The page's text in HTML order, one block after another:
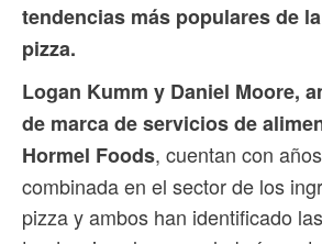
tendencias más populares de
pizza.
Logan Kumm y Daniel Moore,
de marca de servicios de
Hormel Foods, cuentan con
combinada en el sector de los
pizza y ambos han identificado